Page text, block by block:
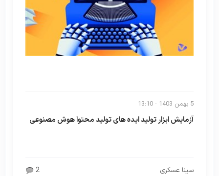
5 بهمن 1403 - 13:10
آزمایش ابزار تولید ایده های تولید محتوا هوش مصنوعی
سینا عسکری 2